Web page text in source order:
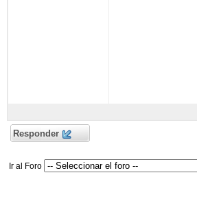
Responder
Ir al Foro